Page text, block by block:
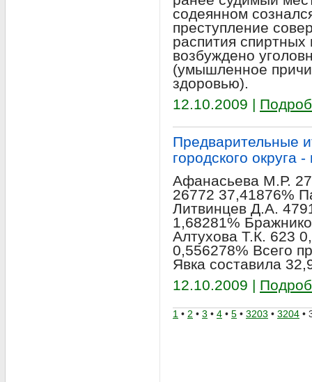
содеянном
преступление
распития
возбуждено
(умышленное
здоровью).
12.10.2009 |
Предварительные
городского округа
Афанасьева М.Р.
26772 37,41876%
Литвинцев Д.А.
1,68281%
Алтухова Т.К. 623
0,556278% Всего
Явка составила
12.10.2009 |
1 • 2 • 3 • 4 • 5 • 3203 • 3204 •